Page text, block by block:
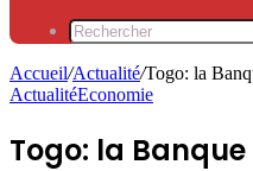
Accueil/Actualité/Togo: la
ActualitéEconomie
Togo: la